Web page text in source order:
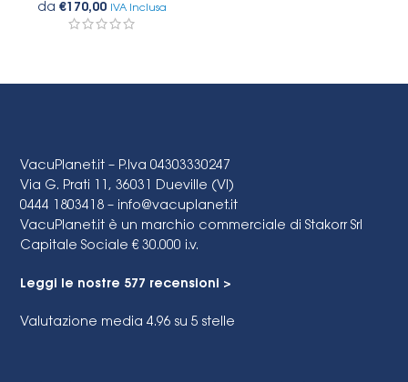
da €170,00 IVA Inclusa
VacuPlanet.it – P.Iva 04303330247
Via G. Prati 11, 36031 Dueville (VI)
0444 1803418 – info@vacuplanet.it
VacuPlanet.it è un marchio commerciale di Stakorr Srl
Capitale Sociale € 30.000 i.v.
Leggi le nostre 577 recensioni >
Valutazione media 4.96 su 5 stelle